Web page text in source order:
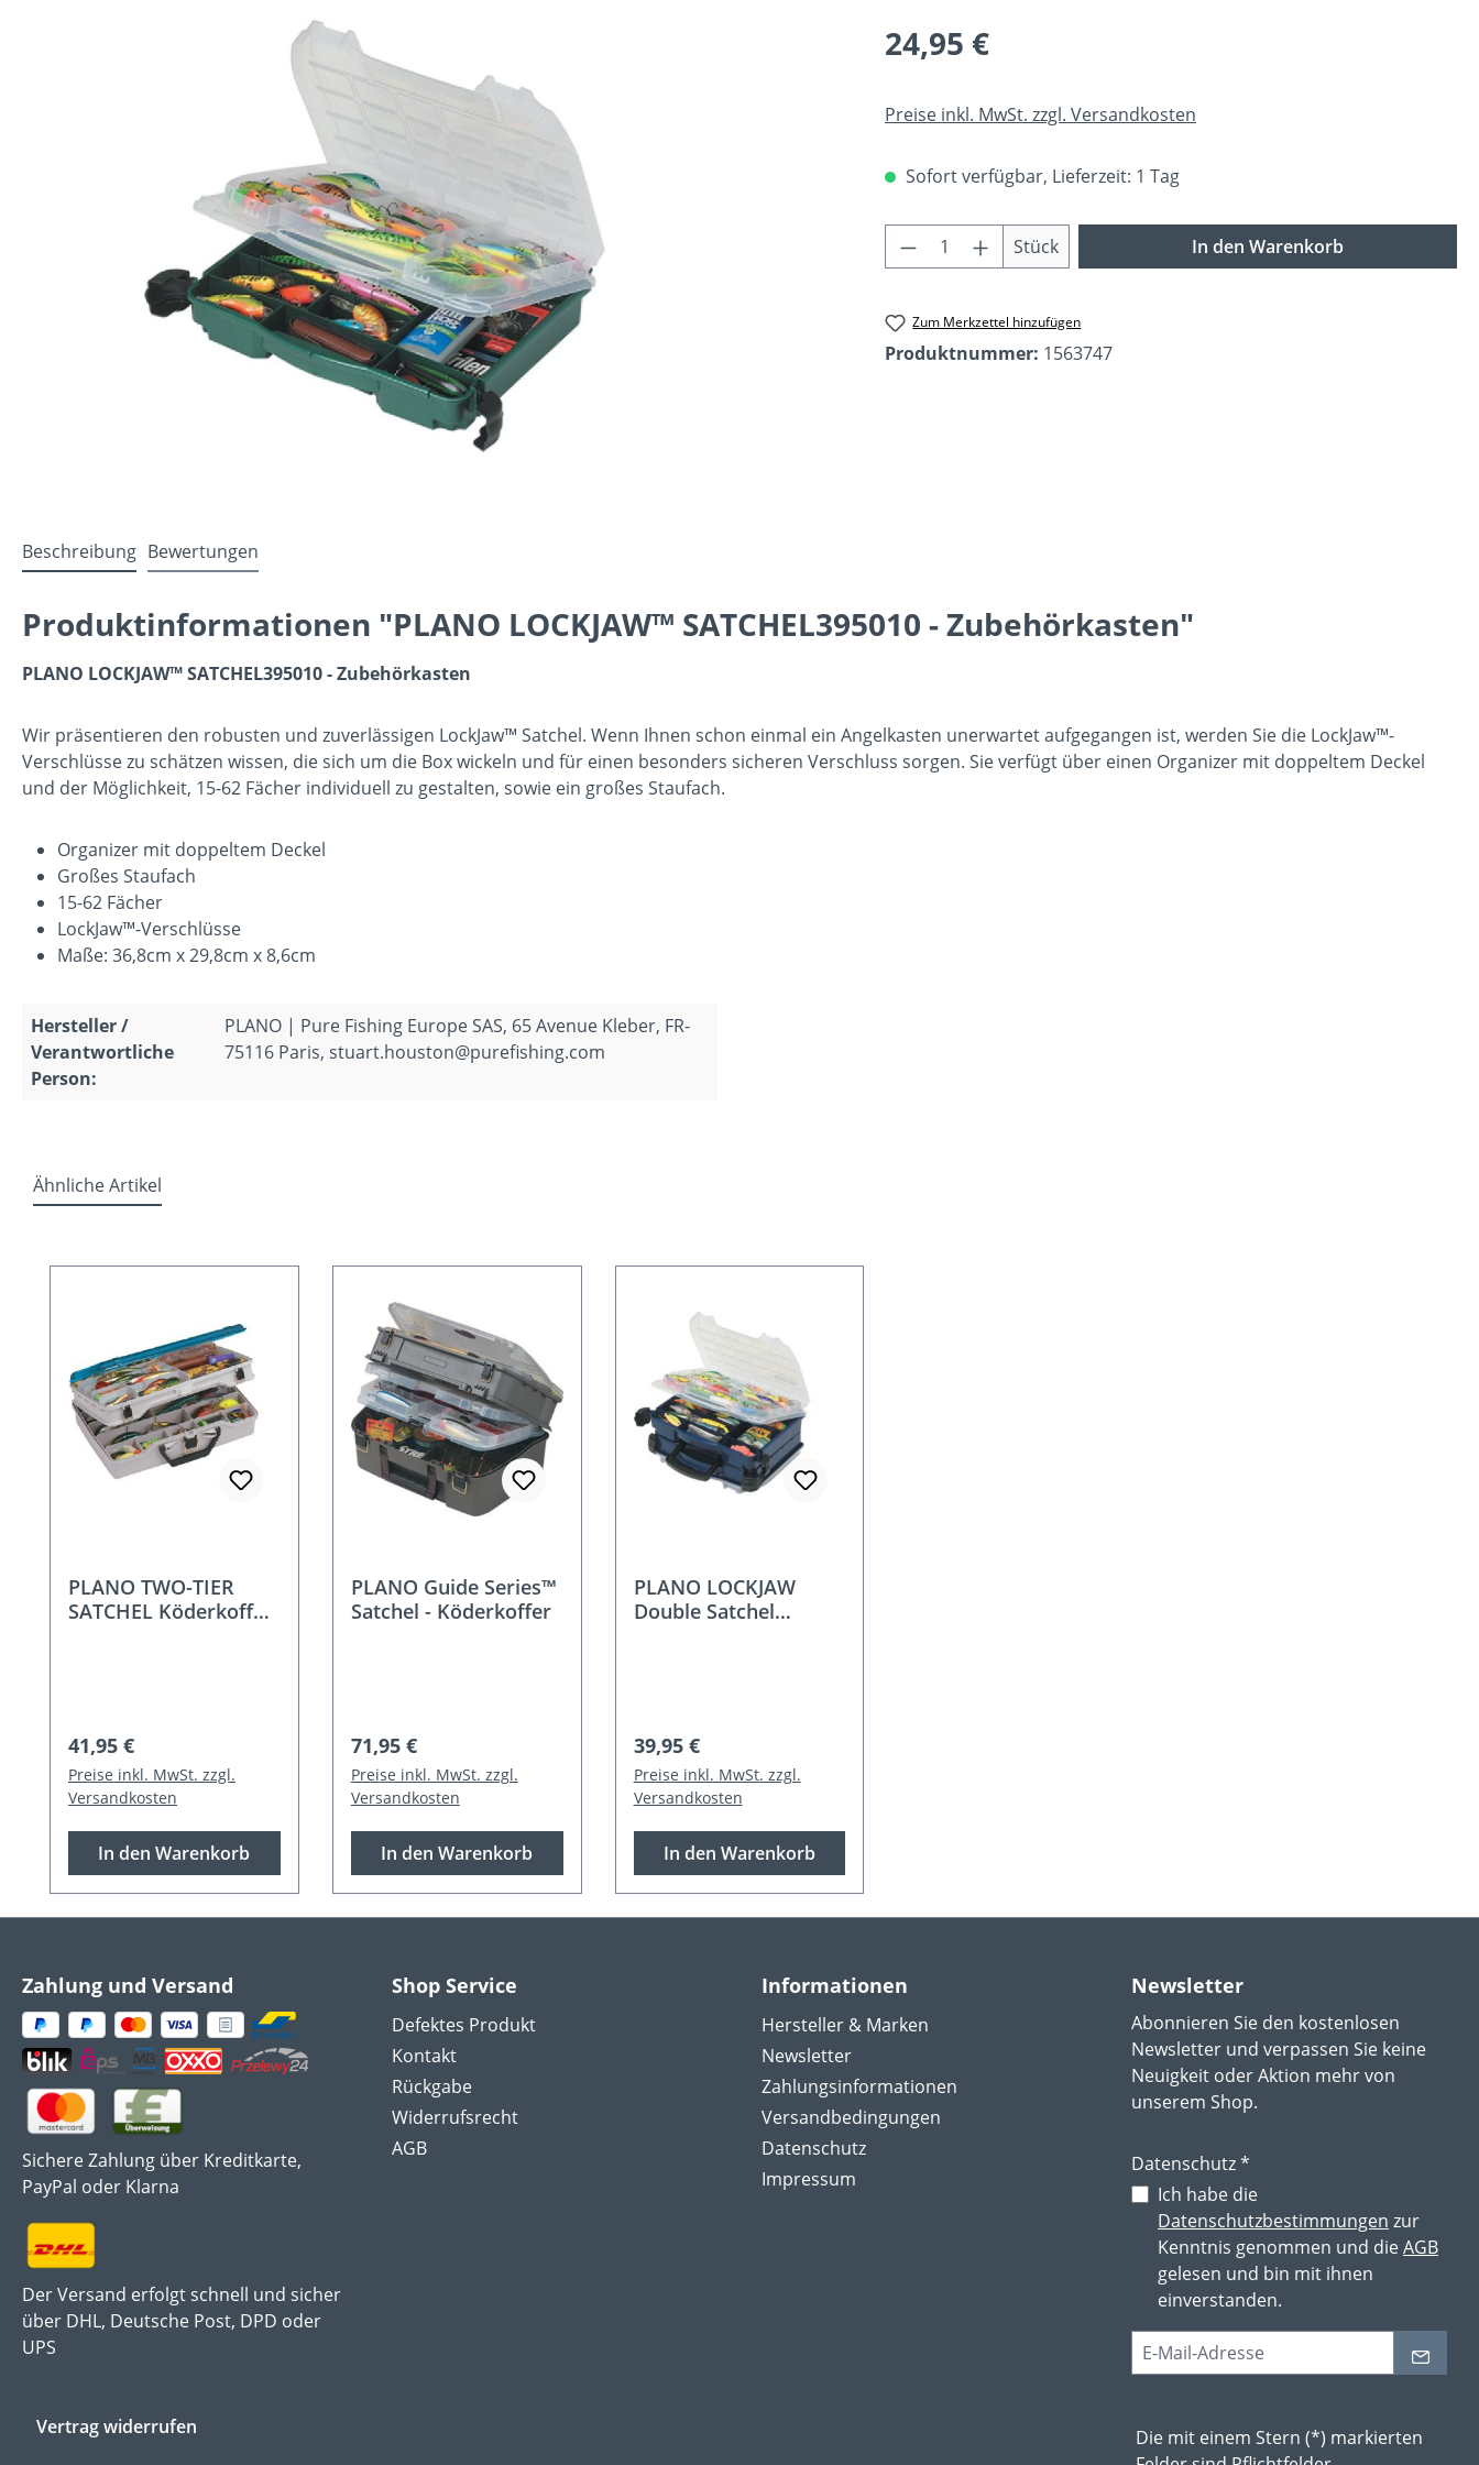
Regulärer Preis:
24,95 €
Preise inkl. MwSt. zzgl. Versandkosten
Sofort verfügbar, Lieferzeit: 1 Tag
Produkt Anzahl: Gib den gewünschten Wert
Stück In den Warenkorb
Zum Merkzettel hinzufügen
Produktnummer: 1563747
Beschreibung Bewertungen
Produktinformationen "PLANO LOCKJAW™ SATCHEL395010 - Zubehörkasten"
PLANO LOCKJAW™ SATCHEL395010 - Zubehörkasten
Wir präsentieren den robusten und zuverlässigen LockJaw™ Satchel. Wenn Ihnen schon einmal ein Angelkasten unerwartet aufgegangen ist, werden Sie die LockJaw™-
Verschlüsse zu schätzen wissen, die sich um die Box wickeln und für einen besonders sicheren Verschluss sorgen. Sie verfügt über einen Organizer mit doppeltem Deckel
und der Möglichkeit, 15-62 Fächer individuell zu gestalten, sowie ein großes Staufach.
Organizer mit doppeltem Deckel
Großes Staufach
15-62 Fächer
LockJaw™-Verschlüsse
Maße: 36,8cm x 29,8cm x 8,6cm
Hersteller /
Verantwortliche
Person:
PLANO | Pure Fishing Europe SAS, 65 Avenue Kleber, FR-
75116 Paris, stuart.houston@purefishing.com
Ähnliche Artikel
PLANO TWO-TIER
SATCHEL Köderkoffer
Regulärer Preis:
41,95 €
Preise inkl. MwSt. zzgl.
Versandkosten
In den Warenkorb
PLANO Guide Series™
Satchel - Köderkoffer
Regulärer Preis:
71,95 €
Preise inkl. MwSt. zzgl.
Versandkosten
In den Warenkorb
PLANO LOCKJAW
Double Satchel
Regulärer Preis:
39,95 €
Preise inkl. MwSt. zzgl.
Versandkosten
In den Warenkorb
Zahlung und Versand
Sichere Zahlung über Kreditkarte,
PayPal oder Klarna
Der Versand erfolgt schnell und sicher
über DHL, Deutsche Post, DPD oder
UPS
Vertrag widerrufen
Shop Service
Defektes Produkt
Kontakt
Rückgabe
Widerrufsrecht
AGB
Informationen
Hersteller & Marken
Newsletter
Zahlungsinformationen
Versandbedingungen
Datenschutz
Impressum
Newsletter
Abonnieren Sie den kostenlosen
Newsletter und verpassen Sie keine
Neuigkeit oder Aktion mehr von
unserem Shop.
Datenschutz *
Ich habe die
Datenschutzbestimmungen zur
Kenntnis genommen und dieAGB
gelesen und bin mit ihnen
einverstanden.
Die mit einem Stern (*) markierten